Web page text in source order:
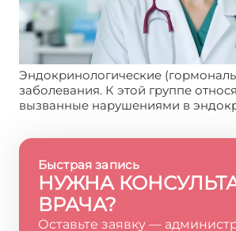
Эндокринологические
заболевания. К этой группе
вызванные нарушениями в
Быстрая запись
НУЖНА
ВРАЧА?
Оставьте заявку —